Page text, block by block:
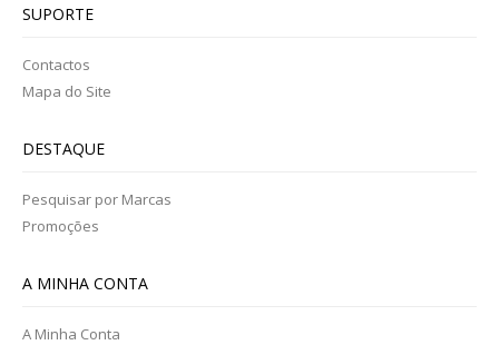
AMINOÁCIDOS/ BCAA
ENERGÉTICOS
VITAMINAS E MINERAIS
PROMOÇÕES
QUEM SOMOS
SUPORTE
Contactos
Mapa do Site
DESTAQUE
Pesquisar por Marcas
Promoções
A MINHA CONTA
A Minha Conta